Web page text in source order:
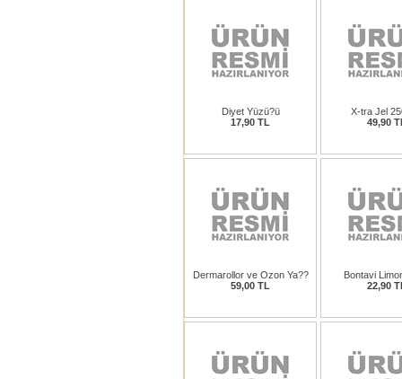
Diyet Yüzü?ü
17,90 TL
X-tra Jel
49,90
Dermarollor ve Ozon Ya??
59,00 TL
Bontavi
22,90